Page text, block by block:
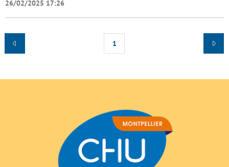
26/02/2025 17:26
1